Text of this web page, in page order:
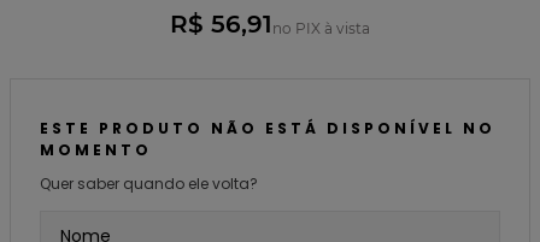
R$ 56,91 no PIX à vista
ESTE PRODUTO NÃO ESTÁ DISPONÍVEL NO
MOMENTO
Quer saber quando ele volta?